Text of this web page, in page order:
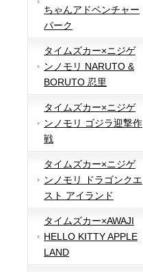
ちゃんアドベンチャー
パーク
タイムズカー×ニジゲ
ンノモリ NARUTO &
BORUTO 忍里
タイムズカー×ニジゲ
ンノモリ ゴジラ迎撃作
戦
タイムズカー×ニジゲ
ンノモリ ドラゴンクエ
スト アイランド
タイムズカー×AWAJI
HELLO KITTY APPLE
LAND